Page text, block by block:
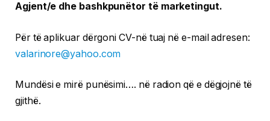
Agjent/e dhe bashkpunëtor të marketingut.
Për të aplikuar dërgoni CV-në tuaj në e-mail adresen:
valarinore@yahoo.com
Mundësi e mirë punësimi…. në radion që e dëgjojnë të
gjithë.